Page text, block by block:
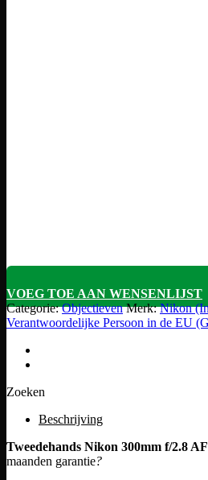
VOEG TOE AAN WENSENLIJST
Categorie:Objectieven Merk:Nikon
Verantwoordelijke Persoon in de EU
Zoeken
Beschrijving
Tweedehands Nikon 300mm f/2.8
maanden garantie?